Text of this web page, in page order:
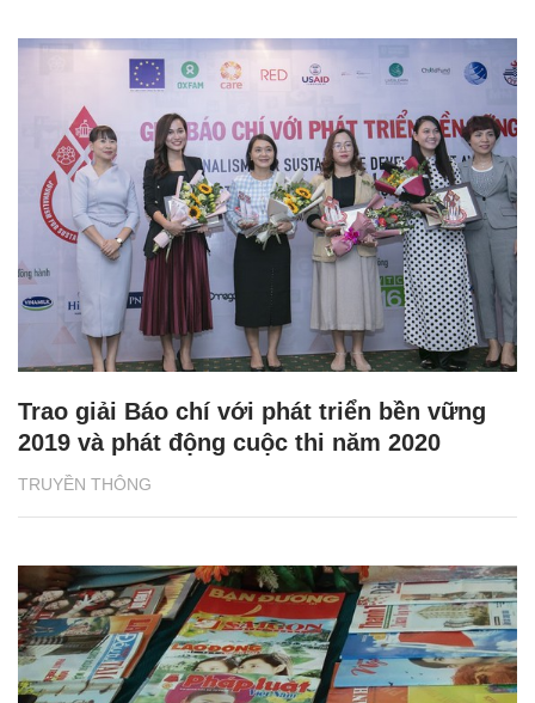
TRUYỀN THÔNG
Trao giải Báo chí với phát triển bền vững
2019 và phát động cuộc thi năm 2020